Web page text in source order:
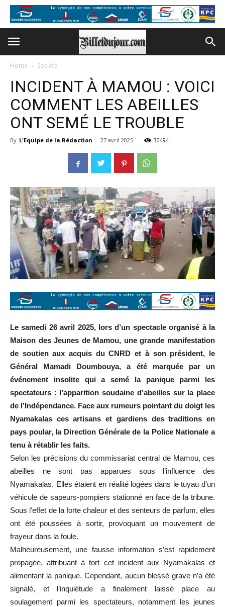
Home Société
INCIDENT À MAMOU : VOICI
COMMENT LES ABEILLES
ONT SEMÉ LE TROUBLE
By L'Equipe de la Rédaction - 27 avril 2025 30494
Le samedi 26 avril 2025, lors d’un spectacle organisé à la
Maison des Jeunes de Mamou, une grande manifestation
de soutien aux acquis du CNRD et à son président, le
Général Mamadi Doumbouya, a été marquée par un
événement insolite qui a semé la panique parmi les
spectateurs : l’apparition soudaine d’abeilles sur la place
de l’Indépendance. Face aux rumeurs pointant du doigt les
Nyamakalas ces artisans et gardiens des traditions en
pays poular, la Direction Générale de la Police Nationale a
tenu à rétablir les faits.
Selon les précisions du commissariat central de Mamou, ces
abeilles ne sont pas apparues sous l’influence des
Nyamakalas. Elles étaient en réalité logées dans le tuyau d’un
véhicule de sapeurs-pompiers stationné en face de la tribune.
Sous l’effet de la forte chaleur et des senteurs de parfum, elles
ont été poussées à sortir, provoquant un mouvement de
frayeur dans la foule.
Malheureusement, une fausse information s’est rapidement
propagée, attribuant à tort cet incident aux Nyamakalas et
alimentant la panique. Cependant, aucun blessé grave n’a été
signalé, et l’inquiétude a finalement laissé place au
soulagement parmi les spectateurs, notamment les jeunes